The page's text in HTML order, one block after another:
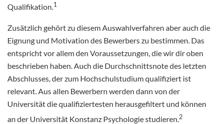
Qualifikation.1
Zusätzlich gehört zu diesem Auswahlverfahren aber auch die
Eignung und Motivation des Bewerbers zu bestimmen. Das
entspricht vor allem den Voraussetzungen, die wir dir oben
beschrieben haben. Auch die Durchschnittsnote des letzten
Abschlusses, der zum Hochschulstudium qualifiziert ist
relevant. Aus allen Bewerbern werden dann von der
Universität die qualifiziertesten herausgefiltert und können
an der Universität Konstanz Psychologie studieren.2